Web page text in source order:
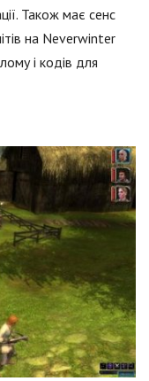
Також має сенс
на Neverwinter
і кодів для